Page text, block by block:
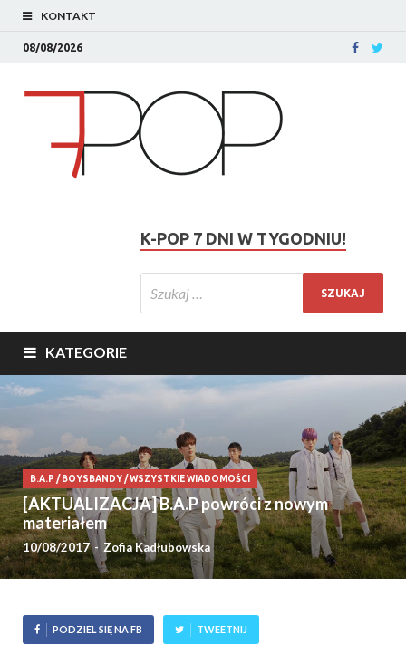
KONTAKT
08/08/2026
K-POP 7 DNI W TYGODNIU!
KATEGORIE
B.A.P /BOYSBANDY/WSZYSTKIE WIADOMOŚCI
[AKTUALIZACJA] B.A.P powróci z nowym
materiałem
10/08/2017- Zofia Kadłubowska
PODZIEL SIĘ NA FB TWEETNIJ